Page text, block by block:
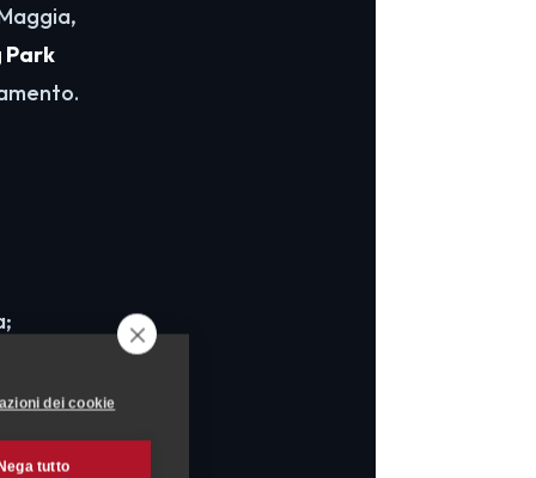
Park
fauna:
dei cookie
tutto